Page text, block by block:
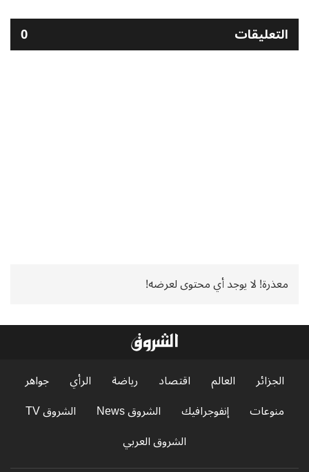
التعليقات 0
معذرة! لا يوجد أي محتوى لعرضه!
الجزائر العالم اقتصاد رياضة الرأي
جواهر
منوعات
إنفوجرافيك الشروق News
الشروق TV
الشروق العربي